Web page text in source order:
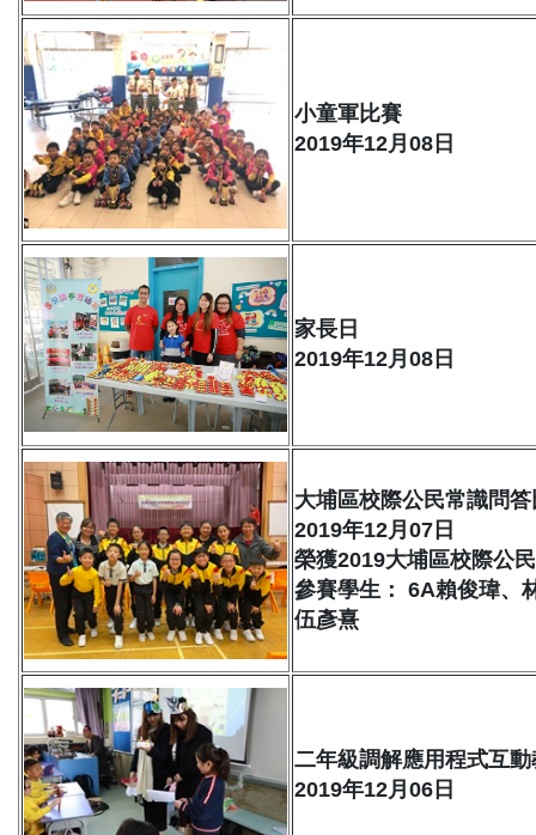
小童軍比賽
2019年12月08日
家長日
2019年12月08日
大埔區校際公民常識問
2019年12月07日
榮獲2019大埔區校際公
參賽學生： 6A賴俊瑋、
伍彥熹
二年級調解應用程式互動
2019年12月06日